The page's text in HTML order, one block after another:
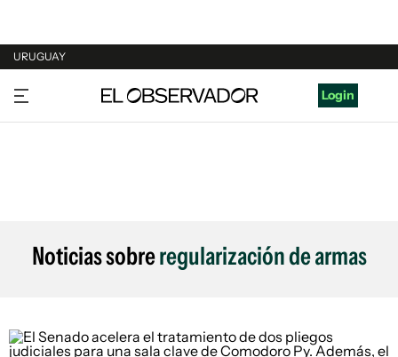
URUGUAY
URUGUAY
ARGENTINA
Login
Noticias sobreregularización de armas